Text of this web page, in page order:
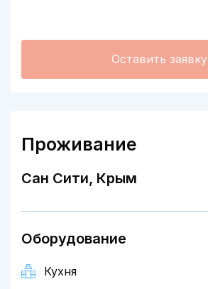
Оставить заявку
Проживание
Сан Сити, Крым
Оборудование
Кухня